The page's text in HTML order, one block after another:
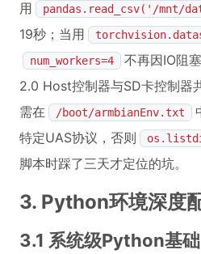
用 pandas.read_csv('/mnt/
19秒；当用
num_workers=4
不再因IO阻
2.0 Host控制器与SD卡控制器
需在
/boot/armbianEnv.txt
特定UAS协议，否则
脚本时踩了三天才定位的坑。
3. Python环境深度
3.1 系统级Python基